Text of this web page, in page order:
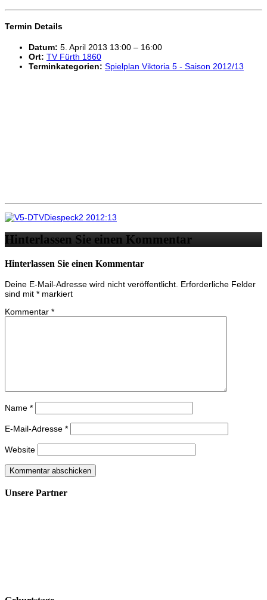
Termin Details
Datum: 5. April 2013 13:00 – 16:00
Ort: TV Fürth 1860
Terminkategorien: Spielplan Viktoria 5 - Saison 2012/13
Hinterlassen Sie einen Kommentar
Hinterlassen Sie einen Kommentar
Deine E-Mail-Adresse wird nicht veröffentlicht. Erforderliche Felder
sind mit * markiert
Kommentar *
Name *
E-Mail-Adresse *
Website
Unsere Partner